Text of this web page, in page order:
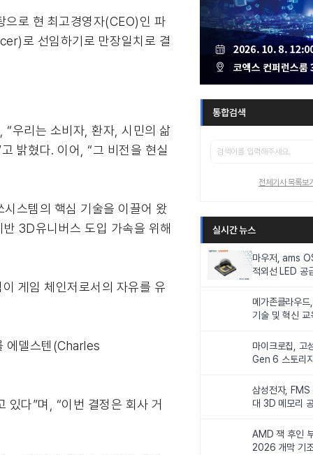
로 현 최고경영자(CEO)인 파
로 선임하기로 만장일치로 결
“우리는 소비자, 환자, 시민의 삶
밝혔다. 이어, “그 비전을 현실
스템의 핵심 기술을 이끌어 왔
3D유니버스 도입 가속을 위해
게임 체인저로서의 자유를 유
에델스텐(Charles
다”며, “이번 결정은 회사 거
통합검색
전체기사 목록보
실시간 뉴스
마우저, ams
적외선 LED 공
메가존클라우드
기술 및 혁신
마이크로칩, 고
Gen 6 스토리
삼성전자,
대 3D 메모리
AMD 잭 후인
2026 개막 기